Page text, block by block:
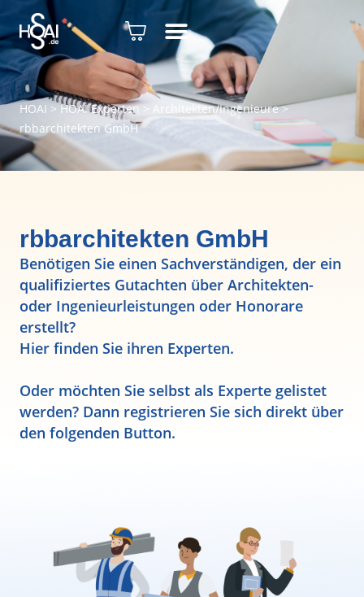
HOAI > HOAI Experten> Architekten/Ingenieure>
rbbarchitekten GmbH
rbbarchitekten GmbH
Benötigen Sie einen Sachverständigen, der ein
qualifiziertes Gutachten über Architekten-
oder Ingenieurleistungen oder Honorare
erstellt?
Hier finden Sie ihren Experten.
Oder möchten Sie selbst als Experte gelistet
werden? Dann registrieren Sie sich direkt über
den folgenden Button.